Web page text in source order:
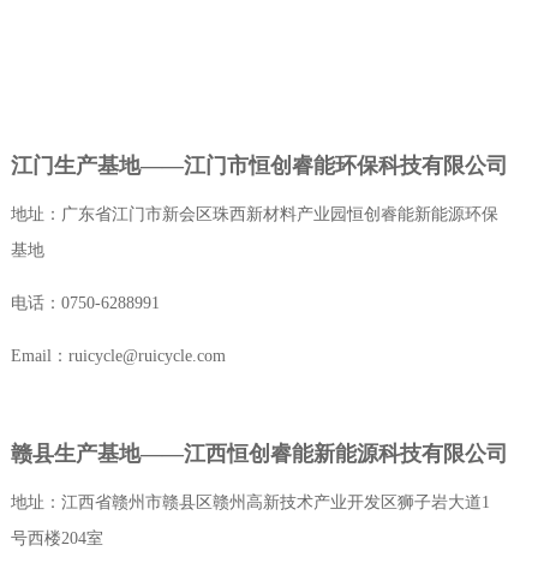
江门生产基地——江门市恒创睿能环保科技有限公司
地址：广东省江门市新会区珠西新材料产业园恒创睿能新能源环保
基地
电话：0750-6288991
Email：ruicycle@ruicycle.com
赣县生产基地——江西恒创睿能新能源科技有限公司
地址：江西省赣州市赣县区赣州高新技术产业开发区狮子岩大道1
号西楼204室